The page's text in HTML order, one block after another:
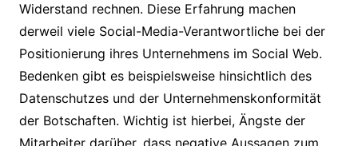
Widerstand rechnen. Diese Erfahrung machen
derweil viele Social-Media-Verantwortliche bei der
Positionierung ihres Unternehmens im Social Web.
Bedenken gibt es beispielsweise hinsichtlich des
Datenschutzes und der Unternehmenskonformität
der Botschaften. Wichtig ist hierbei, Ängste der